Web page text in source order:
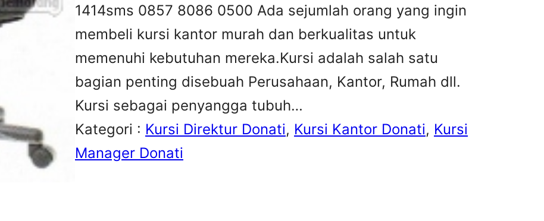
1414sms 0857 8086 0500 Ada sejumlah orang yang ingin
membeli kursi kantor murah dan berkualitas untuk
memenuhi kebutuhan mereka.Kursi adalah salah satu
bagian penting disebuah Perusahaan, Kantor, Rumah dll.
Kursi sebagai penyangga tubuh…
Kategori : Kursi Direktur Donati, Kursi Kantor Donati, Kursi
Manager Donati